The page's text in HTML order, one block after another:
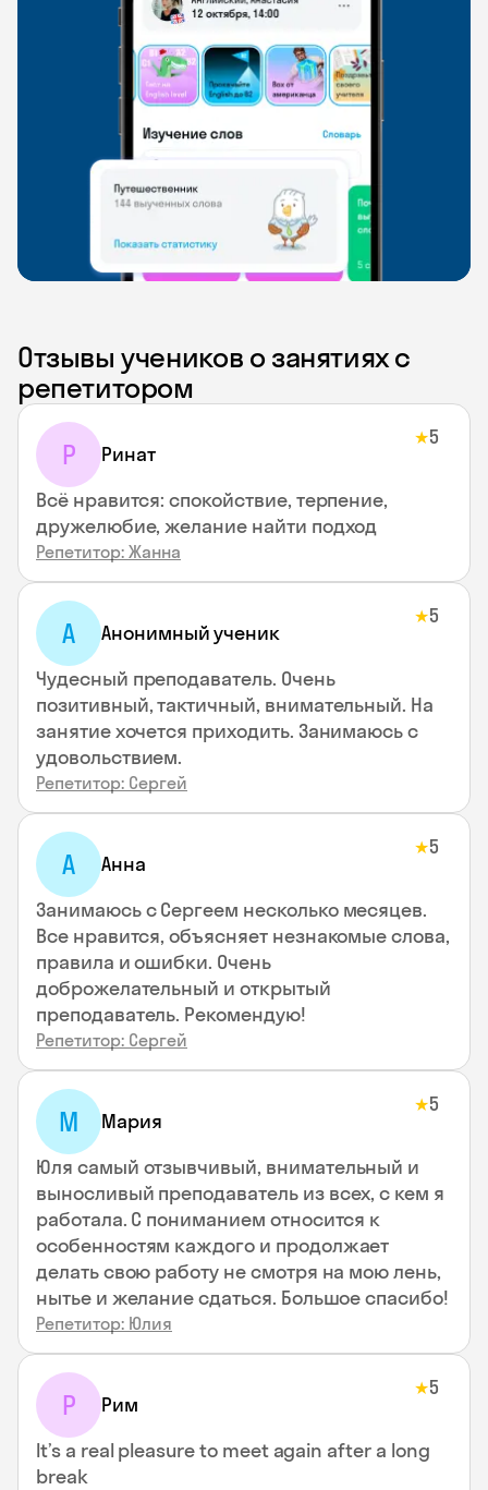
Отзывы учеников о занятиях с
репетитором
Р Ринат
★5
Всё нравится: спокойствие, терпение,
дружелюбие, желание найти подход
Репетитор: Жанна
А Анонимный ученик
★5
Чудесный преподаватель. Очень
позитивный, тактичный, внимательный. На
занятие хочется приходить. Занимаюсь с
удовольствием.
Репетитор: Сергей
А Анна
★5
Занимаюсь с Сергеем несколько месяцев.
Все нравится, объясняет незнакомые слова,
правила и ошибки. Очень
доброжелательный и открытый
преподаватель. Рекомендую!
Репетитор: Сергей
М Мария
★5
Юля самый отзывчивый, внимательный и
выносливый преподаватель из всех, с кем я
работала. С пониманием относится к
особенностям каждого и продолжает
делать свою работу не смотря на мою лень,
нытье и желание сдаться. Большое спасибо!
Репетитор: Юлия
Р Рим
★5
It’s a real pleasure to meet again after a long
break